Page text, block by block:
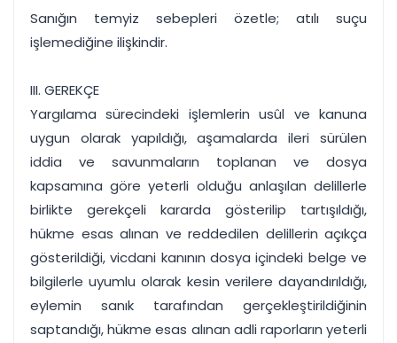
Sanığın temyiz sebepleri özetle; atılı suçu
işlemediğine ilişkindir.
III. GEREKÇE
Yargılama sürecindeki işlemlerin usûl ve kanuna
uygun olarak yapıldığı, aşamalarda ileri sürülen
iddia ve savunmaların toplanan ve dosya
kapsamına göre yeterli olduğu anlaşılan delillerle
birlikte gerekçeli kararda gösterilip tartışıldığı,
hükme esas alınan ve reddedilen delillerin açıkça
gösterildiği, vicdani kanının dosya içindeki belge ve
bilgilerle uyumlu olarak kesin verilere dayandırıldığı,
eylemin sanık tarafından gerçekleştirildiğinin
saptandığı, hükme esas alınan adli raporların yeterli